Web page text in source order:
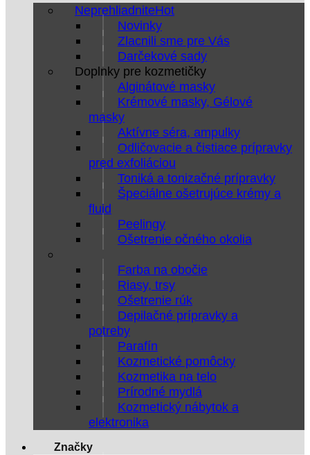
Neprehliadnite
Novinky
Zlacnili sme pre Vás
Darčekové sady
Doplnky pre kozmetičky
Alginátové masky
Krémové masky, Gélové
masky
Aktívne séra, ampulky
Odličovacie a čistiace prípravky
pred exfoliáciou
Toniká a tonizačné prípravky
Špeciálne ošetrujúce krémy a
fluid
Peelingy
Ošetrenie očného okolia
Farba na obočie
Riasy, trsy
Ošetrenie rúk
Depilačné prípravky a
potreby
Parafín
Kozmetické pomôcky
Kozmetika na telo
Prírodné mydlá
Kozmetický nábytok a
elektronika
Značky